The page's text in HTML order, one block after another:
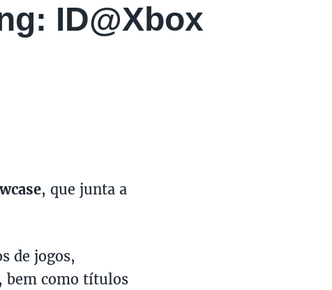
ID@Xbox
, que junta a
de jogos,
bem como títulos